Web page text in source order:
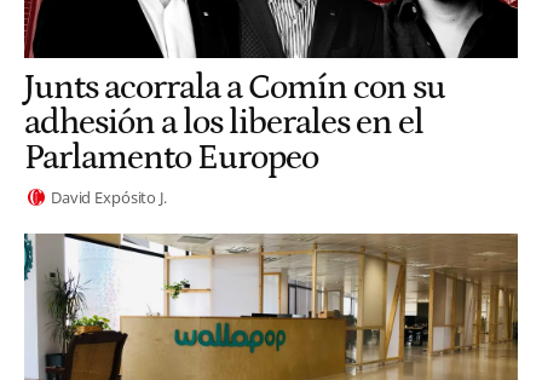
Junts acorrala a Comín con su
adhesión a los liberales en el
Parlamento Europeo
David Expósito J.